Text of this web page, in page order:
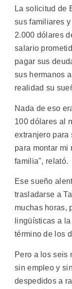
La solicitud de
sus familiares
2.000 dólares
salario
pagar sus
sus hermanos
realidad su
Nada de eso
100 dólares al
extranjero para
para montar mi
familia", relató.
Ese sueño
trasladarse a
muchas horas,
lingüísticas a
término de los
Pero a los seis
sin empleo y
despedidos a